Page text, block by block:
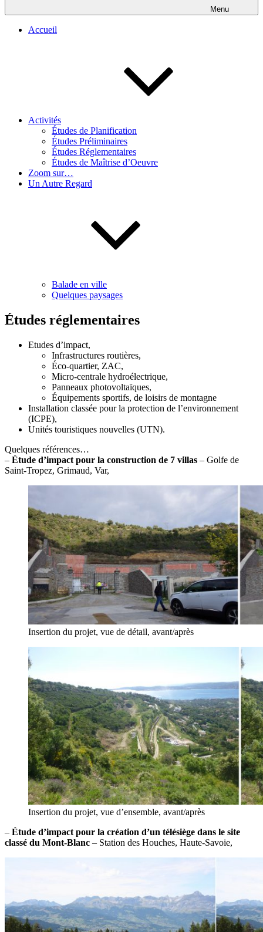
Menu
Accueil
Activités
Études de Planification
Études Préliminaires
Études Réglementaires
Études de Maîtrise d’Oeuvre
Zoom sur…
Un Autre Regard
Balade en ville
Quelques paysages
Études réglementaires
Etudes d’impact,
Infrastructures routières,
Éco-quartier, ZAC,
Micro-centrale hydroélectrique,
Panneaux photovoltaïques,
Équipements sportifs, de loisirs de montagne
Installation classée pour la protection de l’environnement
(ICPE),
Unités touristiques nouvelles (UTN).
Quelques références…
– Étude d’impact pour la construction de 7 villas – Golfe de
Saint-Tropez, Grimaud, Var,
Insertion du projet, vue de détail, avant/après
Insertion du projet, vue d’ensemble, avant/après
– Étude d’impact pour la création d’un télésiège dans le site
classé du Mont-Blanc – Station des Houches, Haute-Savoie,